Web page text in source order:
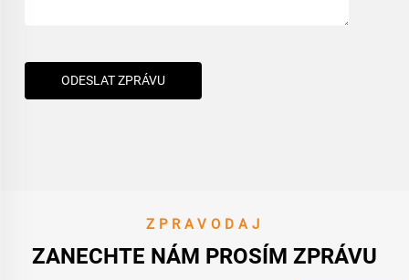
ODESLAT ZPRÁVU
ZPRAVODAJ
ZANECHTE NÁM PROSÍM ZPRÁVU